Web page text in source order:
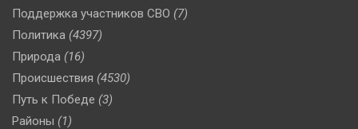
Поддержка участников СВО (7)
Политика (4397)
Природа (16)
Происшествия (4530)
Путь к Победе (3)
Районы (1)